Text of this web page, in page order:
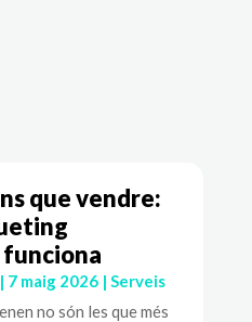
que vendre:
| 7 maig 2026| Serveis
no són les que més